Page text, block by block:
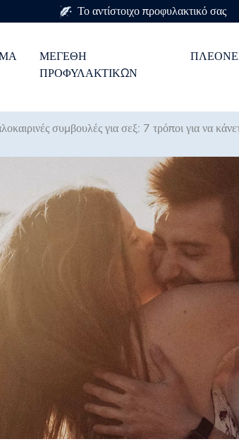
ΜΕΓΈΘΗ
ΠΡΟΦΥΛΑΚΤΙΚΏΝ
Σε 7 μεγέθη προφυλακτικού
συμβουλές για σεξ: 7 τρόποι για να